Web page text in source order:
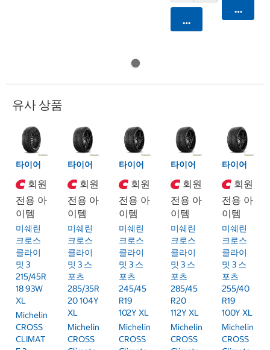
카트에 담기
카트에
유사 상품
타이어
회원
전용 아
이템
미쉐린
크로스
클라이
밋 3
215/45R
18 93W
XL
Michelin
CROSS
CLIMAT
타이어
회원
전용 아
이템
미쉐린
크로스
클라이
밋 3 스
포츠
285/35R
20 104Y
XL
Michelin
CROSS
타이어
회원
전용 아
이템
미쉐린
크로스
클라이
밋 3 스
포츠
245/45
R19
102Y XL
Michelin
CROSS
타이어
회원
전용 아
이템
미쉐린
크로스
클라이
밋 3 스
포츠
285/45
R20
112Y XL
Michelin
CROSS
타이어
회원
전용 아
이템
미쉐린
크로스
클라이
밋 3 스
포츠
255/40
R19
100Y XL
Michelin
CROSS